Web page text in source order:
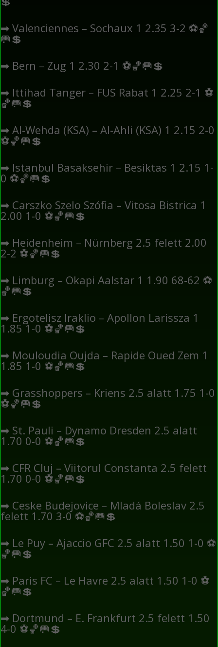
➡ Valenciennes – Sochaux 1 2.35 3-2 ⚽🏀
🥅💲
➡ Bern – Zug 1 2.30 2-1 ⚽🏀🥅💲
➡ Ittihad Tanger – FUS Rabat 1 2.25 2-1 ⚽
🏀🥅💲
➡ Al-Wehda (KSA) – Al-Ahli (KSA) 1 2.15 2-0
⚽🏀🥅💲
➡ Istanbul Basaksehir – Besiktas 1 2.15 1-
0 ⚽🏀🥅💲
➡ Carszko Szelo Szófia – Vitosa Bistrica 1
2.00 1-0 ⚽🏀🥅💲
➡ Heidenheim – Nürnberg 2.5 felett 2.00
2-2 ⚽🏀🥅💲
➡ Limburg – Okapi Aalstar 1 1.90 68-62 ⚽
🏀🥅💲
➡ Ergotelisz Iraklio – Apollon Larissza 1
1.85 1-0 ⚽🏀🥅💲
➡ Mouloudia Oujda – Rapide Oued Zem 1
1.85 1-0 ⚽🏀🥅💲
➡ Grasshoppers – Kriens 2.5 alatt 1.75 1-0
⚽🏀🥅💲
➡ St. Pauli – Dynamo Dresden 2.5 alatt
1.70 0-0 ⚽🏀🥅💲
➡ CFR Cluj – Viitorul Constanta 2.5 felett
1.70 0-0 ⚽🏀🥅💲
➡ Ceske Budejovice – Mladá Boleslav 2.5
felett 1.70 3-0 ⚽🏀🥅💲
➡ Le Puy – Ajaccio GFC 2.5 alatt 1.50 1-0 ⚽
🏀🥅💲
➡ Paris FC – Le Havre 2.5 alatt 1.50 1-0 ⚽
🏀🥅💲
➡ Dortmund – E. Frankfurt 2.5 felett 1.50
4-0 ⚽🏀🥅💲